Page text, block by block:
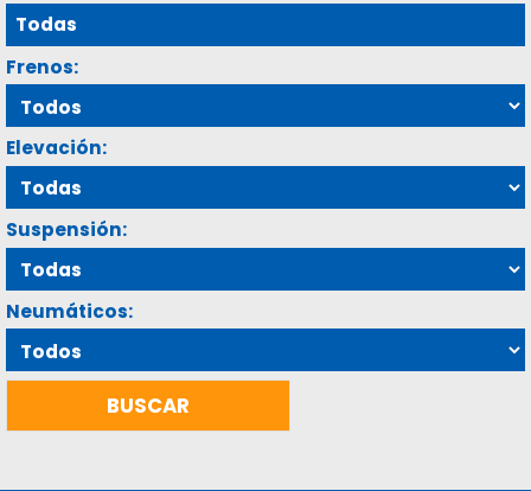
Frenos:
Elevación:
Suspensión:
Neumáticos: